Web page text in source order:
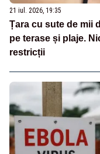
21 iul. 2026, 19:35
Țara cu sute de mii
pe terase și plaje.
restricții